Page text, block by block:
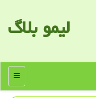
لیمو بلاگ
منو